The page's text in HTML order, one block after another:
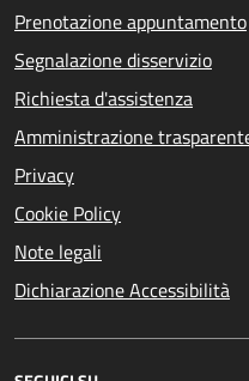
Prenotazione appuntamento
Segnalazione disservizio
Richiesta d'assistenza
Amministrazione
Privacy
Cookie Policy
Note legali
Dichiarazione Accessibilità